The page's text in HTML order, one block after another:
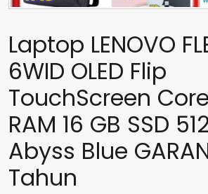
Laptop LENOVO
6WID OLED Flip
TouchScreen
RAM 16 GB SSD
Abyss Blue
Tahun